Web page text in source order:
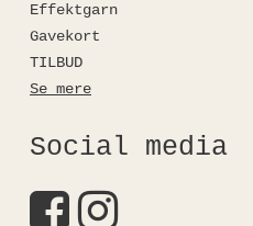
Effektgarn
Gavekort
TILBUD
Se mere
Social media